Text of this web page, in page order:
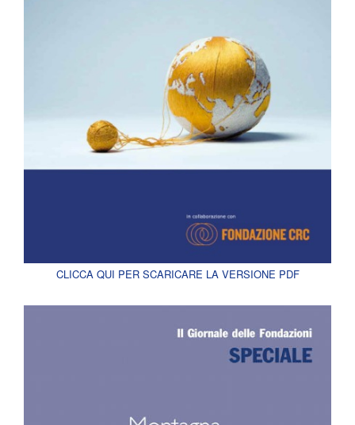
CLICCA QUI PER SCARICARE LA VERSIONE PDF